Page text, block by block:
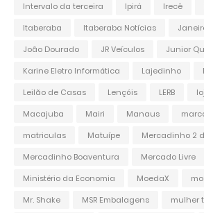
Intervalo da terceira
Ipirá Irecê
Itaberaba
Itaberaba Notícias
João Dourado
JR Veículos
Junior
Karine Eletro Informática
Lajedinho
Leilão de Casas
Lençóis LERB
Macajuba
Mairi Manaus
matriculas
Matuípe
Mercadinho 2
Mercadinho Boaventura
Mercado Livre
Ministério da Economia
MoedaX
Mr. Shake
MSR Embalagens mulher